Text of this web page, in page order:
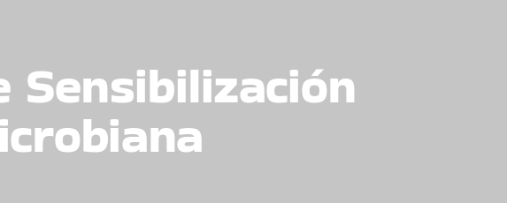
Sensibilización